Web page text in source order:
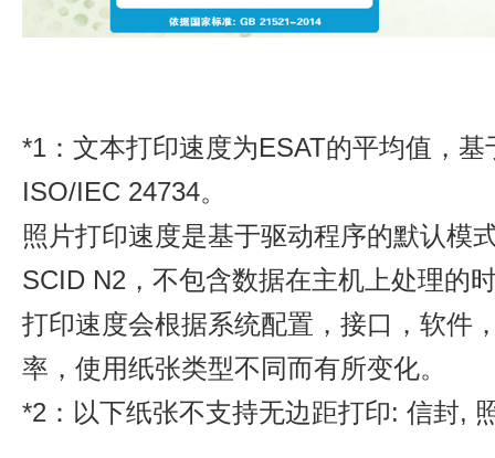
*1：文本打印速度为ESAT的平均值，
ISO/IEC 24734。
照片打印速度是基于驱动程序的默认模
SCID N2，不包含数据在主机上处理的
打印速度会根据系统配置，接口，软件
率，使用纸张类型不同而有所变化。
*2：以下纸张不支持无边距打印: 信封,